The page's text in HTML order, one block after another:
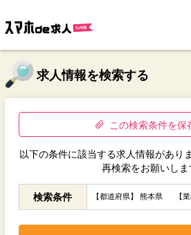
求人情報を検索する
この検索条件を保
以下の条件に該当する求人情報があり
再検索をお願いしま
検索条件 【都道府県】 熊本県 【